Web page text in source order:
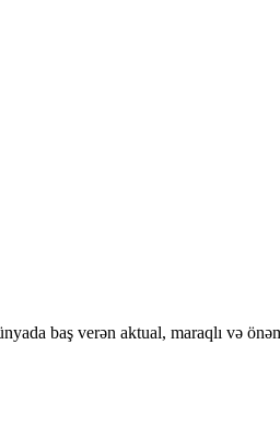
baş verən aktual, maraqlı və